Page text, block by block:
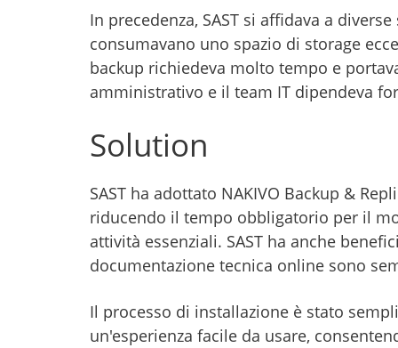
In precedenza, SAST si affidava a
consumavano uno spazio di storage
backup richiedeva molto tempo e
amministrativo e il team IT dipendeva
Solution
SAST ha adottato NAKIVO Backup &
riducendo il tempo obbligatorio per il
attività essenziali. SAST ha anche
documentazione tecnica online sono
Il processo di installazione è stato
un'esperienza facile da usare,